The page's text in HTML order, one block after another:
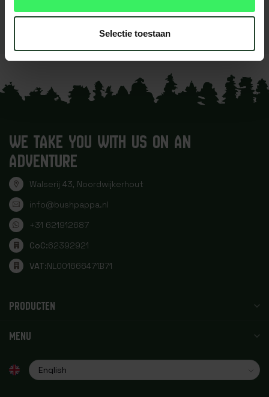
Selectie toestaan
reviews yet
Add your review
WE TAKE YOU WITH US ON AN
ADVENTURE
Walserij 43, Noordwijkerhout
info@bushpappa.nl
+31 621912687
CoC:62392921
VAT:NL001666471B71
PRODUCTEN
MENU